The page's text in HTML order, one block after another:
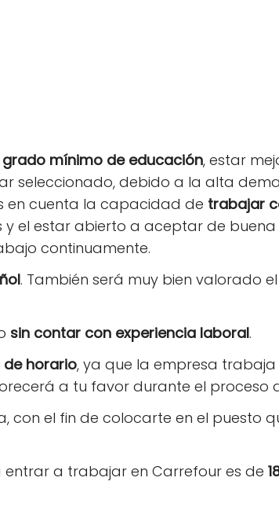
grado mínimo de educación, estar
seleccionado, debido a la alta
en cuenta la capacidad de trabajar
y el estar abierto a aceptar de
continuamente.
. También será muy bien valorado
sin contar con experiencia laboral.
horario, ya que la empresa trabaja
a tu favor durante el proceso
con el fin de colocarte en el puesto
a trabajar en Carrefour es de